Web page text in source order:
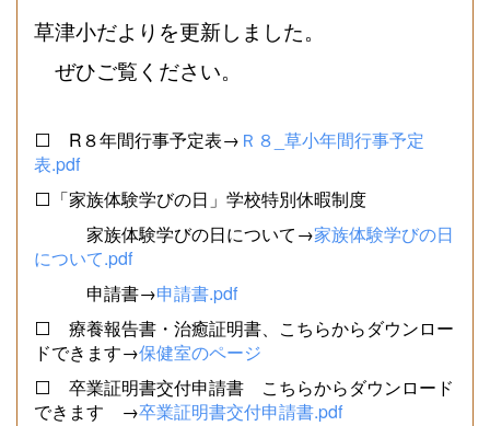
草津小だよりを更新しました。
ぜひご覧ください。
⬜ R８年間行事予定表→ Ｒ８_草小年間行事予定
表.pdf
⬜「家族体験学びの日」学校特別休暇制度
家族体験学びの日について→家族体験学びの日
について.pdf
申請書→申請書.pdf
⬜ 療養報告書・治癒証明書、こちらからダウンロー
ドできます→保健室のページ
⬜ 卒業証明書交付申請書 こちらからダウンロード
できます →卒業証明書交付申請書.pdf